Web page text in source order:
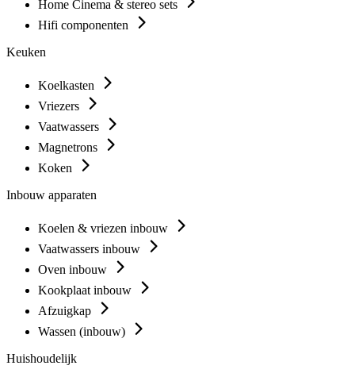
Home Cinema & stereo sets
Hifi componenten
Keuken
Koelkasten
Vriezers
Vaatwassers
Magnetrons
Koken
Inbouw apparaten
Koelen & vriezen inbouw
Vaatwassers inbouw
Oven inbouw
Kookplaat inbouw
Afzuigkap
Wassen (inbouw)
Huishoudelijk